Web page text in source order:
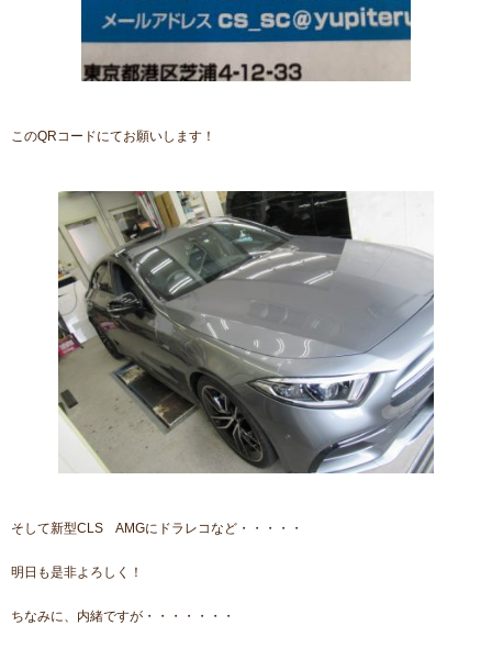
このQRコードにてお願いします！
そして新型CLS AMGにドラレコなど・・・・・
明日も是非よろしく！
ちなみに、内緒ですが・・・・・・・